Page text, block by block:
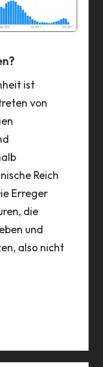
ist
von
Reich
Erreger
die
und
also nicht